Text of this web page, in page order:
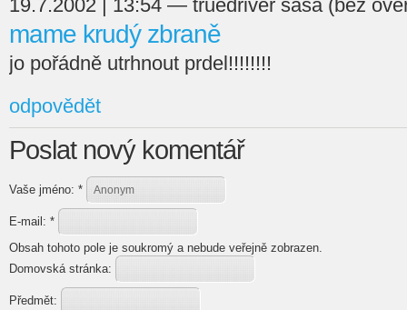
19.7.2002 | 13:54 — truedriver sasa (bez
mame krudý zbraně
jo pořádně utrhnout prdel!!!!!!!!
odpovědět
Poslat nový komentář
Vaše jméno: *
E-mail: *
Obsah tohoto pole je soukromý a nebude veřejně zobrazen.
Domovská stránka:
Předmět: